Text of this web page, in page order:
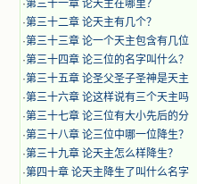
·第三十一章 论天主在哪里？
·第三十二章 论天主有几个？
·第三十三章 论一个天主包含有几位
·第三十四章 论三位的名字叫什么？
·第三十五章 论圣父圣子圣神是天主
·第三十六章 论这样说有三个天主吗
·第三十七章 论三位有大小先后的分
·第三十八章 论三位中哪一位降生？
·第三十九章 论天主怎么样降生？
·第四十章 论天主降生了叫什么名字